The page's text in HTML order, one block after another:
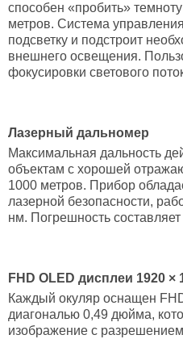
способен «пробить»
метров. Система
подсветку и подстроит
внешнего освещения.
фокусировки светового
Лазерный дальномер
Максимальная дальность
объектам с хорошей
1000 метров. Прибор
лазерной безопасности,
нм. Погрешность
FHD OLED дисплеи 1920 ×
Каждый окуляр оснащен
диагональю 0,49 дюйма,
изображение с